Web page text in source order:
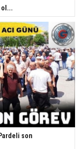
ol...
son